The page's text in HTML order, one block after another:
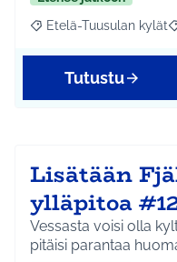
Rajaa tulokset aihepiirin
Etelä-Tuusulan kylät
Tutustu
Lisätään
ylläpitoa
Vessasta voisi olla
pitäisi parantaa